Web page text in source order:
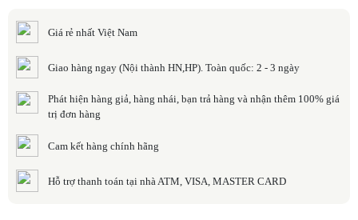
Giá rẻ nhất Việt Nam
Giao hàng ngay (Nội thành HN,HP). Toàn quốc: 2 - 3 ngày
Phát hiện hàng giả, hàng nhái, bạn trả hàng và nhận thêm 100% giá
trị đơn hàng
Cam kết hàng chính hãng
Hỗ trợ thanh toán tại nhà ATM, VISA, MASTER CARD